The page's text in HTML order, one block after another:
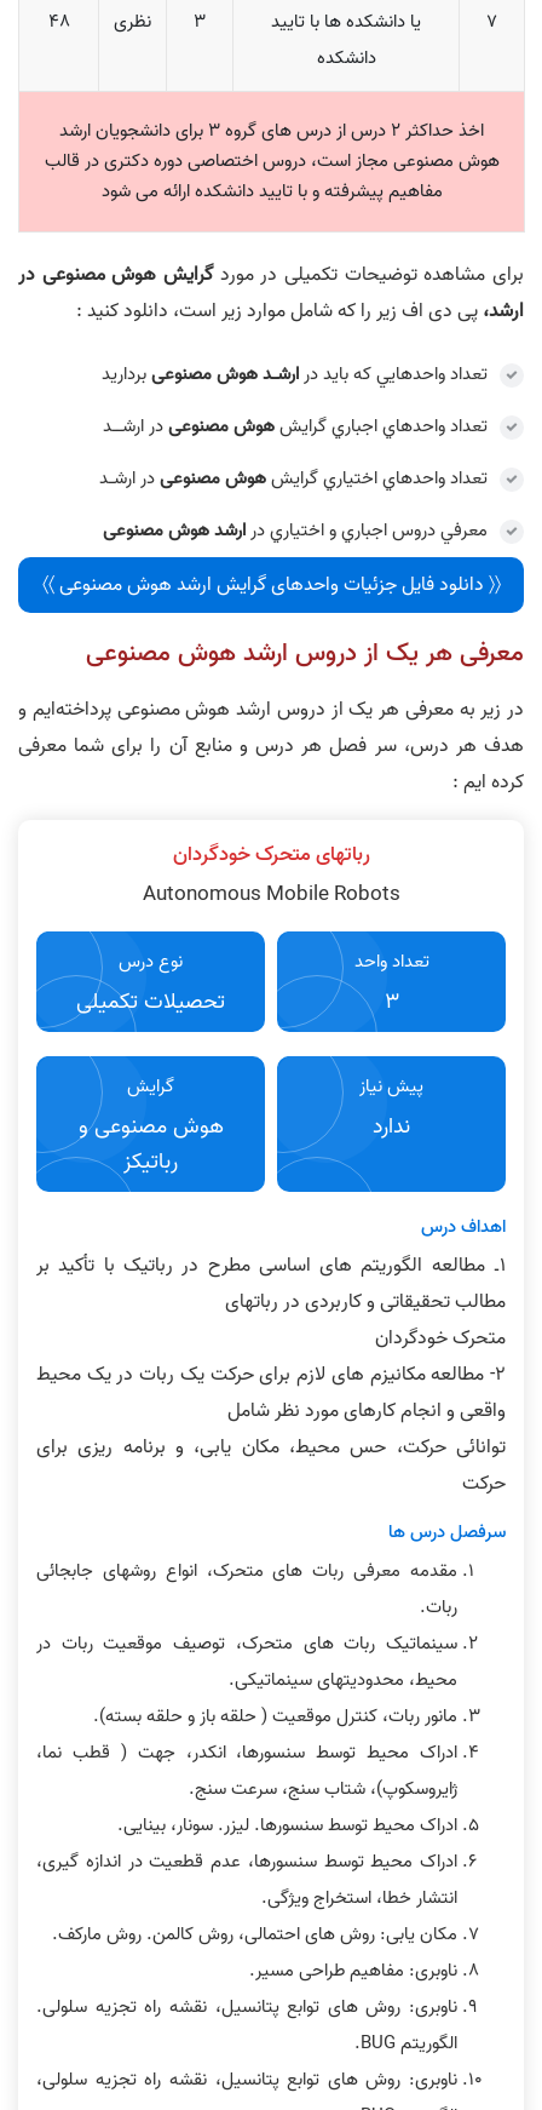
7
یا دانشکده ها با تایید
دانشکده
3 نظری 48
اخذ حداکثر 2 درس از درس های گروه 3 برای دانشجویان ارشد
هوش مصنوعی مجاز است، دروس اختصاصی دوره دکتری در قالب
مفاهیم پیشرفته و با تایید دانشکده ارائه می شود
برای مشاهده توضیحات تکمیلی در موردگرايش هوش مصنوعی در
ارشد،پی دی اف زیر را که شامل موارد زیر است، دانلود کنید :
تعداد واحدهايي که بايد در ارشـد هوش مصنوعیبرداريد
تعداد واحدهاي اجباري گرایشهوش مصنوعیدر ارشــد
تعداد واحدهاي اختياري گرایشهوش مصنوعیدر ارشـد
معرفي دروس اجباري و اختياري در ارشد هوش مصنوعی
〈〈 دانلود فایل جزئیات واحدهای گرایش ارشد هوش مصنوعی 〉〉
معرفی هر یک از دروس ارشد هوش مصنوعی
در زیر به معرفی هر یک از دروس ارشد هوش مصنوعی پرداخته‌ایم و
هدف هر درس، سر فصل هر درس و منابع آن را برای شما معرفی
کرده ایم :
رباتهای متحرک خودگردان
Autonomous Mobile Robots
تعداد واحد
3
نوع درس
تحصیلات تکمیلی
پیش نیاز
ندارد
گرایش
هوش مصنوعی و
رباتیکز
اهداف درس
1۔ مطالعه الگوریتم های اساسی مطرح در رباتیک با تأکید بر
مطالب تحقیقاتی و کاربردی در رباتهای
متحرک خودگردان
۲- مطالعه مکانیزم های لازم برای حرکت یک ربات در یک محیط
واقعی و انجام کارهای مورد نظر شامل
توانائی حرکت، حس محیط، مکان یابی، و برنامه ریزی برای
حرکت
سرفصل درس ها
مقدمه معرفی ربات های متحرک، انواع روشهای جابجائی
ربات.
سینماتیک ربات های متحرک، توصیف موقعیت ربات در
محیط، محدودیتهای سینماتیکی.
مانور ربات، کنترل موقعیت ( حلقه باز و حلقه بسته).
ادراک محیط توسط سنسورها، انکدر، جهت ( قطب نما،
ژایروسکوپ)، شتاب سنج، سرعت سنج.
ادراک محیط توسط سنسورها. لیزر. سونار، بینایی.
ادراک محیط توسط سنسورها، عدم قطعیت در اندازه گیری،
انتشار خطا، استخراج ویژگی.
مکان یابی: روش های احتمالی، روش کالمن. روش مارکف.
ناوبری: مفاهیم طراحی مسیر.
ناوبری: روش های توابع پتانسیل، نقشه راه تجزیه سلولی.
الگوریتم BUG.
ناوبری: روش های توابع پتانسیل، نقشه راه تجزیه سلولی،